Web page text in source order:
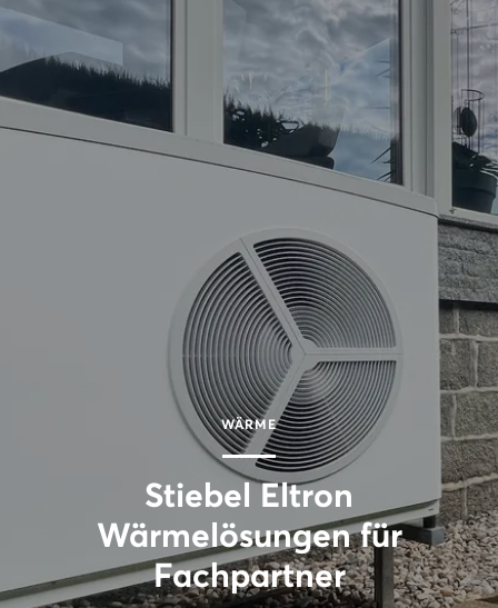
WÄRME
Stiebel Eltron
Wärmelösungen für
Fachpartner